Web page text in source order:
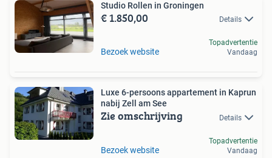
Studio Rollen in Groningen
€ 1.850,00 Details
Bezoek website
Topadvertentie
Vandaag
Luxe 6-persoons appartement in Kaprun
nabij Zell am See
Zie omschrijving Details
Bezoek website
Topadvertentie
Vandaag